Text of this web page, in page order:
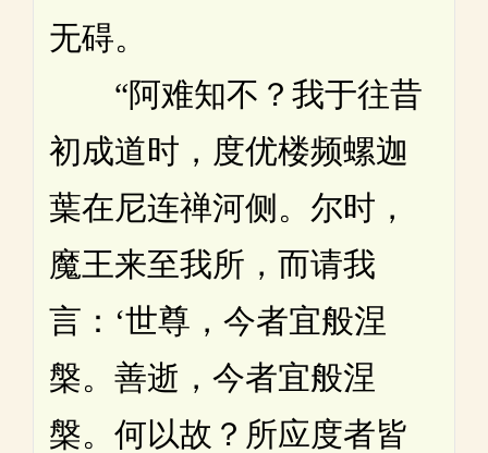
无碍。
“阿难知不？我于往昔
初成道时，度优楼频螺迦
葉在尼连禅河侧。尔时，
魔王来至我所，而请我
言：‘世尊，今者宜般涅
槃。善逝，今者宜般涅
槃。何以故？所应度者皆